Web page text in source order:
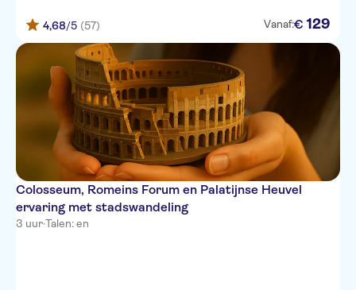
4,68/5 (57) Vanaf:€ 129
Colosseum, Romeins Forum en Palatijnse Heuvel
ervaring met stadswandeling
3 uur·Talen: en